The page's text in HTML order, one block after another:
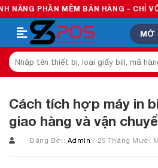
Skip
to
content
MỀM BÁN HÀNG - CHỈ VỚI 3 BƯỚC
MỞ
Tìm
kiếm:
Cách tích hợp máy in
giao hàng và vận
Đăng Bởi: Admin/ 25 Tháng Mười